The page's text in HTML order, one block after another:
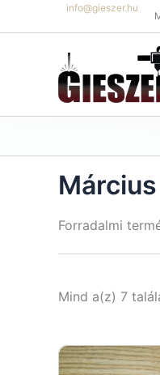
to
info@gieszer.hu
Március
Forradalmi
Mind a(z) 7